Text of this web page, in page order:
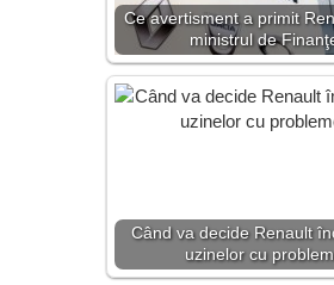
Ce avertisment a primit
ministrul de
Când va decide Renault
uzinelor cu